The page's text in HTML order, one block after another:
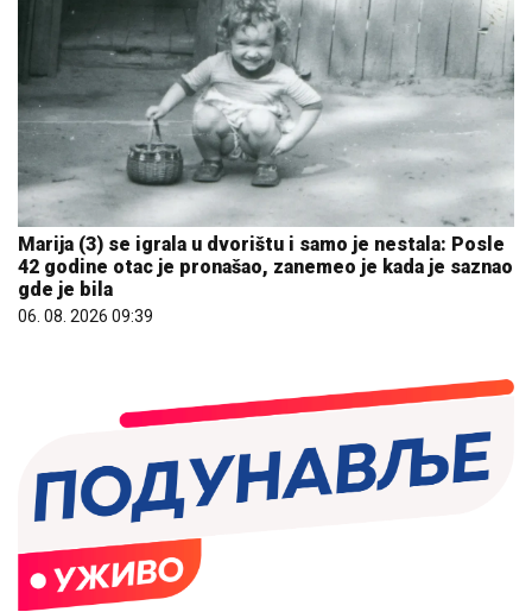
Marija (3) se igrala u dvorištu i samo je nestala: Posle
42 godine otac je pronašao, zanemeo je kada je saznao
gde je bila
06. 08. 2026 09:39